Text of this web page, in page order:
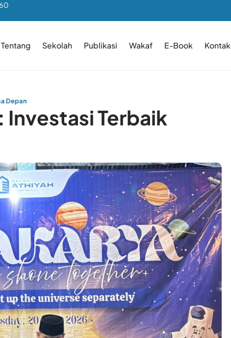
Tentang Sekolah Publikasi Wakaf E-Book Kontak
Depan
Investasi Terbaik